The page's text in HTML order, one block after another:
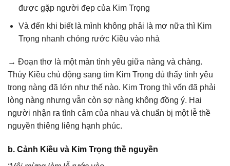
được gặp người đẹp của Kim Trọng
Và đến khi biết là mình không phải là mơ nữa thì Kim
Trọng nhanh chóng rước Kiều vào nhà
→ Đoạn thơ là một màn tình yêu giữa nàng và chàng.
Thúy Kiều chủ động sang tìm Kim Trọng đủ thấy tình yêu
trong nàng đã lớn như thế nào. Kim Trọng thì vốn đã phải
lòng nàng nhưng vẫn còn sợ nàng không đồng ý. Hai
người nhận ra tình cảm của nhau và chuẩn bị một lễ thề
nguyền thiêng liêng hạnh phúc.
b. Cảnh Kiều và Kim Trọng thề nguyền